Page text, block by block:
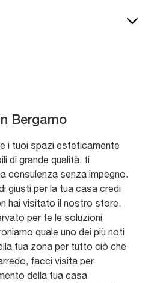
Bergamo
i tuoi spazi esteticamente
di grande qualità, ti
consulenza senza impegno.
giusti per la tua casa credi
hai visitato il nostro store,
per te le soluzioni
quale uno dei più noti
tua zona per tutto ciò che
facci visita per
della tua casa